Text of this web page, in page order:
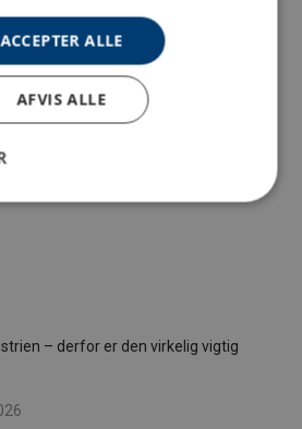
– derfor er den virkelig vigtig
ACCEPTER ALLE
AFVIS ALLE